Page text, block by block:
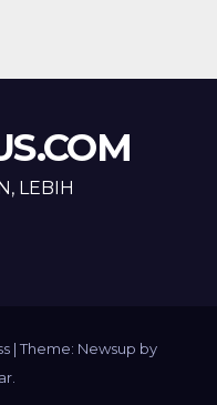
LEBIH
|Theme: Newsup by
.